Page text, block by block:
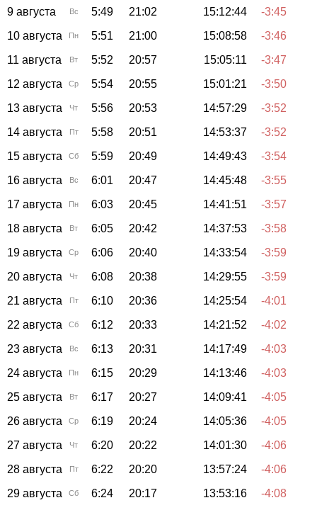
9 августа
Вс 5:49 21:02 15:12:44
-3:45
10 августа
Пн 5:51 21:00 15:08:58
-3:46
11 августа
Вт 5:52 20:57 15:05:11
-3:47
12 августа
Ср 5:54 20:55 15:01:21
-3:50
13 августа
Чт 5:56 20:53 14:57:29
-3:52
14 августа
Пт 5:58 20:51 14:53:37
-3:52
15 августа
Сб 5:59 20:49 14:49:43
-3:54
16 августа
Вс 6:01 20:47 14:45:48
-3:55
17 августа
Пн 6:03 20:45 14:41:51
-3:57
18 августа
Вт 6:05 20:42 14:37:53
-3:58
19 августа
Ср 6:06 20:40 14:33:54
-3:59
20 августа
Чт 6:08 20:38 14:29:55
-3:59
21 августа
Пт 6:10 20:36 14:25:54
-4:01
22 августа
Сб 6:12 20:33 14:21:52
-4:02
23 августа
Вс 6:13 20:31 14:17:49
-4:03
24 августа
Пн 6:15 20:29 14:13:46
-4:03
25 августа
Вт 6:17 20:27 14:09:41
-4:05
26 августа
Ср 6:19 20:24 14:05:36
-4:05
27 августа
Чт 6:20 20:22 14:01:30
-4:06
28 августа
Пт 6:22 20:20 13:57:24
-4:06
29 августа
Сб 6:24 20:17 13:53:16 -4:08